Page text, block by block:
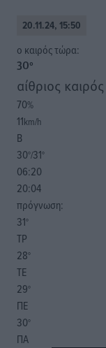
20.11.24, 15:50
o καιρός τώρα:
30°
αίθριος καιρός
70%
11km/h
Β
30°/31°
06:20
20:04
πρόγνωση:
31°
ΤΡ
28°
ΤΕ
29°
ΠΕ
30°
ΠΑ